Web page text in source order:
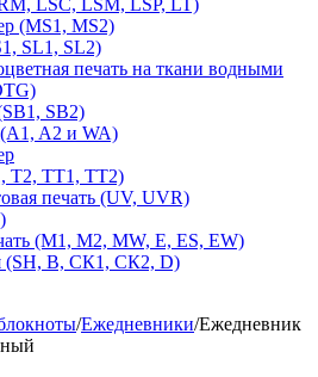
LSC, LSM, LSP, LT)
(MS1, MS2)
SL1, SL2)
печать на ткани водными
SB2)
A2 и WA)
Т2, ТT1, ТT2)
печать (UV, UVR)
(M1, M2, MW, E, ES, EW)
(SH, В, СК1, СК2, D)
/Ежедневники/Ежедневник